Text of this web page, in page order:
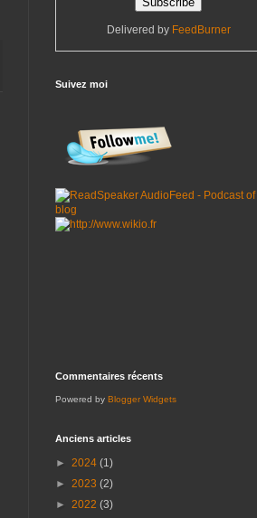
Delivered by FeedBurner
Suivez moi
Commentaires récents
Powered by Blogger Widgets
Anciens articles
► 2024 (1)
► 2023 (2)
► 2022 (3)